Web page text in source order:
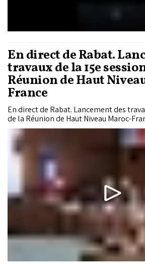
En direct de Rabat.
travaux de la 15e
Réunion de Haut
France
En direct de Rabat. Lancement des
de la Réunion de Haut Niveau Maroc-